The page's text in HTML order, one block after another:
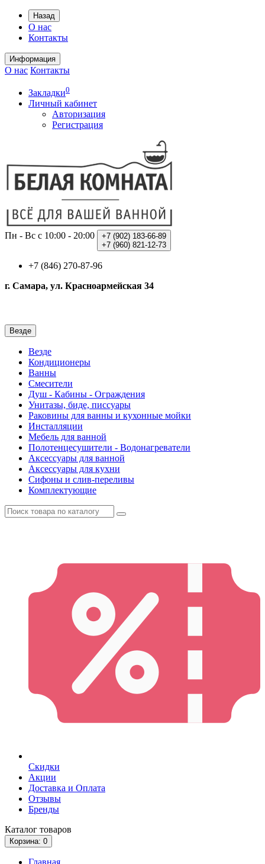
Назад
О нас
Контакты
Информация
О нас Контакты
Закладки0
Личный кабинет
Авторизация
Регистрация
Пн - Вс с 10:00 - 20:00 +7 (902) 183-66-89
+7 (960) 821-12-73
+7 (846) 270-87-96
г. Самара, ул. Красноармейская 34
Везде
Везде
Кондиционеры
Ванны
Смесители
Душ - Кабины - Ограждения
Унитазы, биде, писсуары
Раковины для ванны и кухонные мойки
Инсталляции
Мебель для ванной
Полотенцесушители - Водонагреватели
Аксессуары для ванной
Аксессуары для кухни
Сифоны и слив-переливы
Комплектующие
Скидки
Акции
Доставка и Оплата
Отзывы
Бренды
Каталог товаров
Корзина: 0